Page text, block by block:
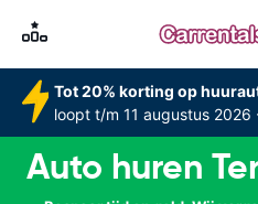
Tot 20% korting op
loopt t/m 11 augustus
Auto huren